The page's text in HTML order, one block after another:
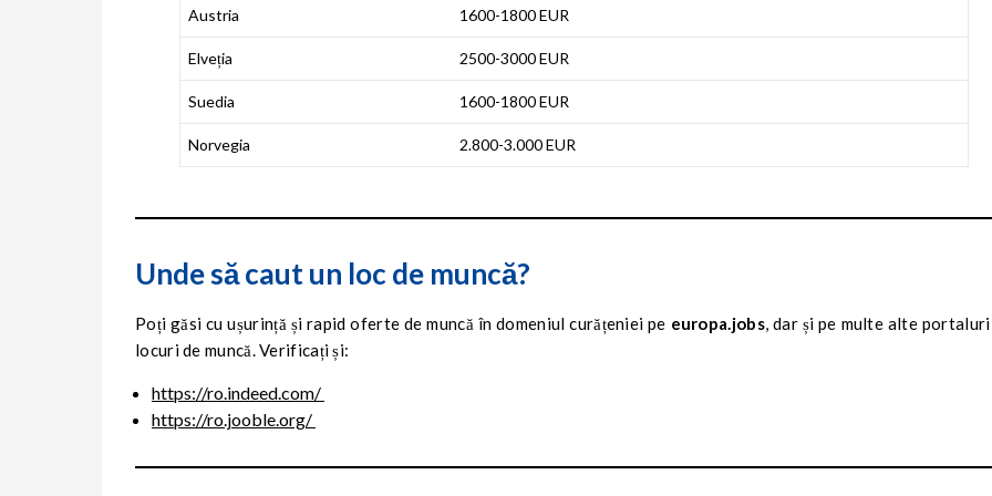
Austria 1600-1800 EUR
Elveția 2500-3000 EUR
Suedia 1600-1800 EUR
Norvegia 2.800-3.000 EUR
Unde să caut un loc de muncă?
Poți găsi cu ușurință și rapid oferte de muncă în domeniul curățeniei pe europa.jobs, dar și pe multe alte
locuri de muncă. Verificați și:
https://ro.indeed.com/
https://ro.jooble.org/